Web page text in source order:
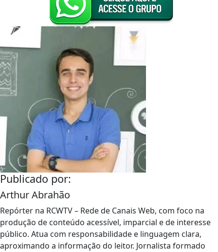
Publicado por:
Arthur Abrahão
Repórter na RCWTV – Rede de Canais Web, com foco na
produção de conteúdo acessível, imparcial e de interesse
público. Atua com responsabilidade e linguagem clara,
aproximando a informação do leitor. Jornalista formado